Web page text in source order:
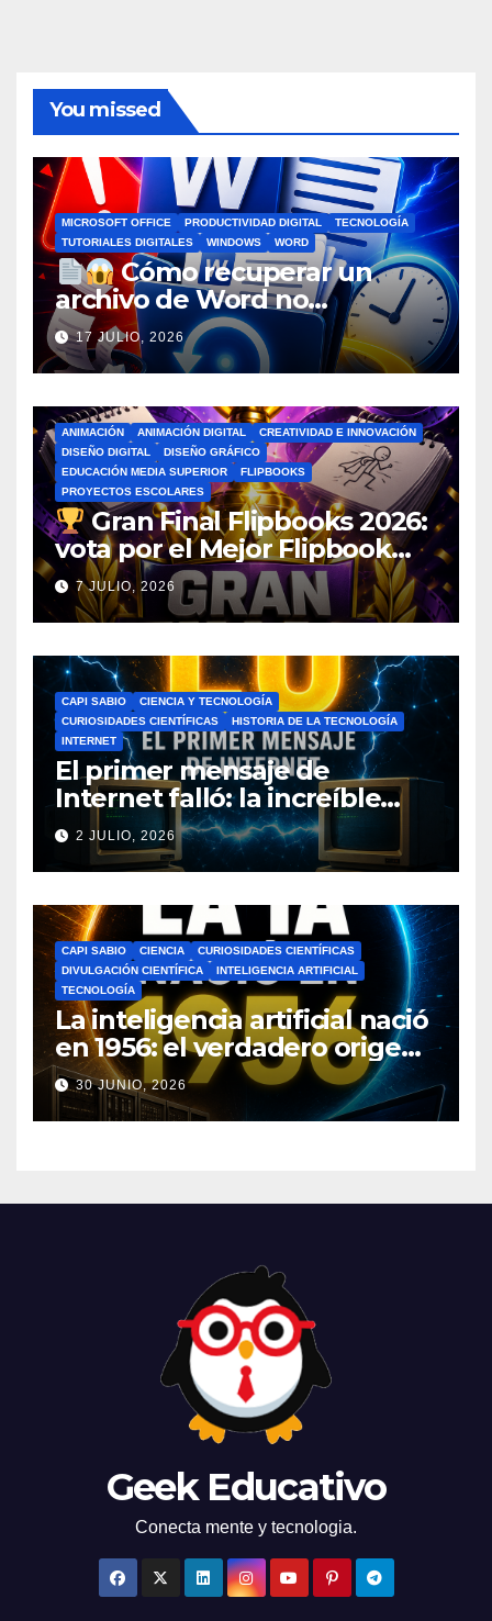
You missed
MICROSOFT OFFICE PRODUCTIVIDAD DIGITAL
TECNOLOGÍA
TUTORIALES DIGITALES
WINDOWS WORD
Cómo recuperar un
archivo de Word no
guardado antes de entrar en
pánico
17 JULIO, 2026
ANIMACIÓN ANIMACIÓN DIGITAL
CREATIVIDAD E INNOVACIÓN
DISEÑO DIGITAL
DISEÑO GRÁFICO
EDUCACIÓN MEDIA SUPERIOR
FLIPBOOKS
PROYECTOS ESCOLARES
Gran Final Flipbooks 2026:
vota por el Mejor Flipbook
del Ciclo Escolar
7 JULIO, 2026
CAPI SABIO
CIENCIA Y TECNOLOGÍA
CURIOSIDADES CIENTÍFICAS
HISTORIA DE LA TECNOLOGÍA
INTERNET
El primer mensaje de
Internet falló: la increíble
historia de ARPANET que
cambió el mundo
2 JULIO, 2026
CAPI SABIO CIENCIA
CURIOSIDADES CIENTÍFICAS
DIVULGACIÓN CIENTÍFICA
INTELIGENCIA ARTIFICIAL
TECNOLOGÍA
La inteligencia artificial nació
en 1956: el verdadero origen
de la IA que cambió el
mundo
30 JUNIO, 2026
Geek Educativo
Conecta mente y tecnologia.